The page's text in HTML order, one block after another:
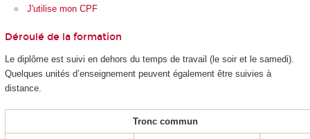
J'utilise mon CPF
Déroulé de la formation
Le diplôme est suivi en dehors du temps de travail (le soir et le samedi).
Quelques unités d’enseignement peuvent également être suivies à
distance.
Tronc commun